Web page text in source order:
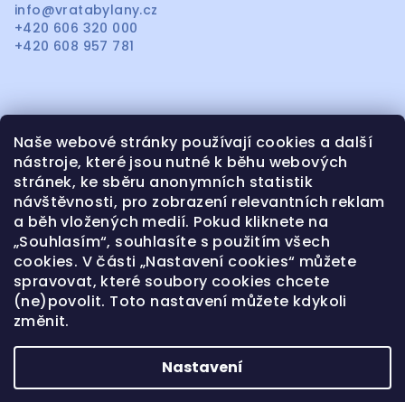
Naše webové stránky používají cookies a další
nástroje, které jsou nutné k běhu webových
stránek, ke sběru anonymních statistik
návštěvnosti, pro zobrazení relevantních reklam
a běh vložených medií. Pokud kliknete na
„Souhlasím“, souhlasíte s použitím všech
cookies. V části „Nastavení cookies“ můžete
spravovat, které soubory cookies chcete
(ne)povolit. Toto nastavení můžete kdykoli
změnit.
Nastavení
info@vratabylany.cz
+420 606 320 000
+420 608 957 781
Informace pro vás
OBCHODNÍ PODMÍNKY
OCHRANA OSOBNÍCH ÚDAJŮ
KONTAKTY CENÍK SERVISU
REKLAMACE A VRÁCENÍ ZBOŽÍ
NAŠE REALIZACE
PLAST-MET